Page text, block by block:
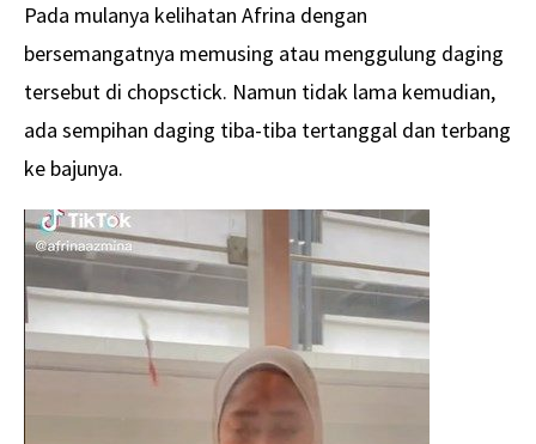
Pada mulanya kelihatan Afrina dengan
bersemangatnya memusing atau menggulung daging
tersebut di chopsctick. Namun tidak lama kemudian,
ada sempihan daging tiba-tiba tertanggal dan terbang
ke bajunya.